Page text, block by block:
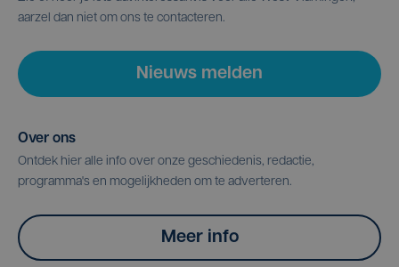
aarzel dan niet om ons te contacteren.
Nieuws melden
Over ons
Ontdek hier alle info over onze geschiedenis, redactie,
programma's en mogelijkheden om te adverteren.
Meer info